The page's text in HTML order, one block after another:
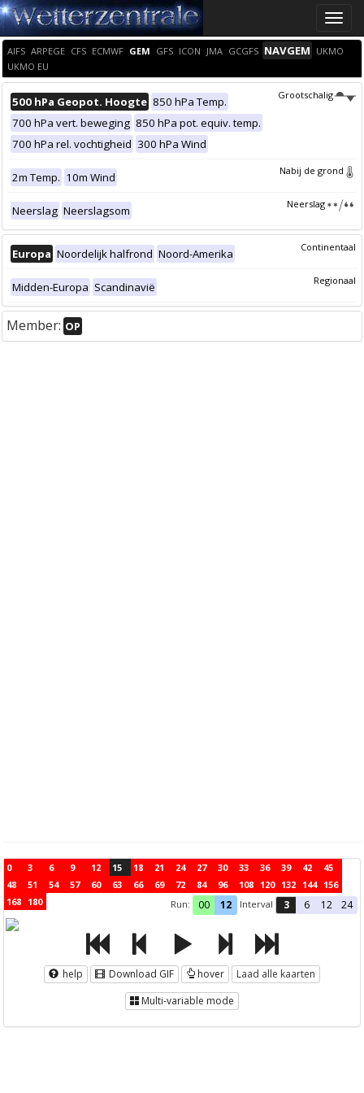
Toggle
AIFS ARPEGE CFS ECMWF GEM GFS ICON JMA GCGFS NAVGEM UKMO
UKMO EU
Grootschalig
500 hPa Geopot. Hoogte 850 hPa Temp.
700 hPa vert. beweging 850 hPa pot. equiv. temp.
700 hPa rel. vochtigheid 300 hPa Wind
Nabij de grond
2m Temp. 10m Wind
Neerslag
Neerslag Neerslagsom
Continentaal
Europa Noordelijk halfrond Noord-Amerika
Regionaal
Midden-Europa Scandinavië
Member: OP
0 3 6 9 12 15 18 21 24 27 30 33 36 39 42
45
48
51 54 57 60 63 66 69 72 84 96 108 120 132 144 156
168 180 Run: 00 12 Interval 3 6 12 24
help Download GIF hover
Laad alle kaarten
Multi-variable mode